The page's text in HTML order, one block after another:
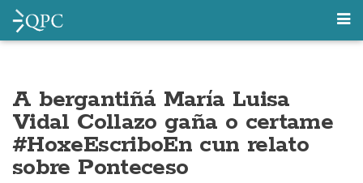
A bergantiñá María Luisa
Vidal Collazo gaña o certame
#HoxeEscriboEn cun relato
sobre Ponteceso